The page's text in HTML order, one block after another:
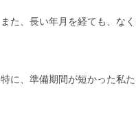
また、長い年月を経ても、な
特に、準備期間が短かった私